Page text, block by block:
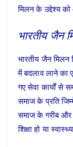
मिलन के उद्देश्य
भारतीय जैन
भारतीय जैन मिलन
में बदलाव लाने का
गए सेवा कार्यों से
समाज के प्रति
समाज के गरीब और
शिक्षा हो या